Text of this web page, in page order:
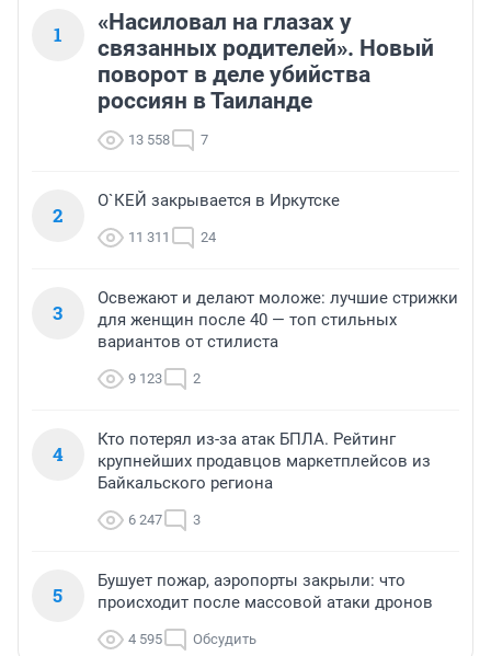
1
«Насиловал на глазах у
связанных родителей». Новый
поворот в деле убийства
россиян в Таиланде
13 558 7
2
О`КЕЙ закрывается в Иркутске
11 311 24
3
Освежают и делают моложе: лучшие стрижки
для женщин после 40 — топ стильных
вариантов от стилиста
9 123 2
4
Кто потерял из-за атак БПЛА. Рейтинг
крупнейших продавцов маркетплейсов из
Байкальского региона
6 247 3
5
Бушует пожар, аэропорты закрыли: что
происходит после массовой атаки дронов
4 595 Обсудить